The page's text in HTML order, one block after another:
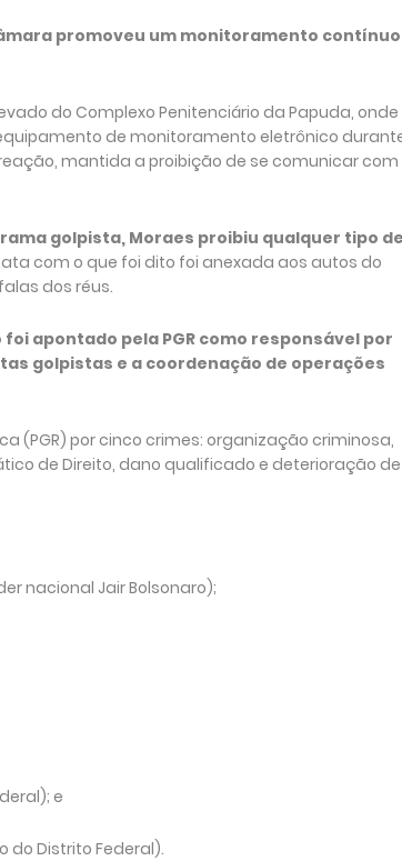
promoveu um monitoramento
do Complexo Penitenciário da Papuda, onde
de monitoramento eletrônico
mantida a proibição de se comunicar com
golpista, Moraes proibiu qualquer tipo
com o que foi dito foi anexada aos autos do
dos réus.
foi apontado pela PGR como responsável por
golpistas e a coordenação de operações
(PGR) por cinco crimes: organização criminosa,
de Direito, dano qualificado e deterioração de
nacional Jair Bolsonaro);
e
do Distrito Federal).